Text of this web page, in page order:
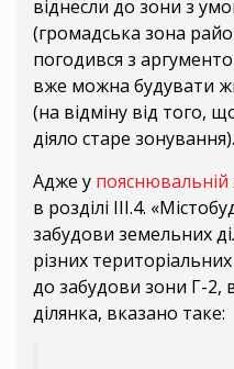
віднесли до зони з
(громадська зона
погодився з
вже можна будувати
(на відміну від того,
діяло старе зонування).
Адже у пояснювальній
в розділі ІІІ.4.
забудови земельних
різних
до забудови зони Г-2,
ділянка, вказано таке: